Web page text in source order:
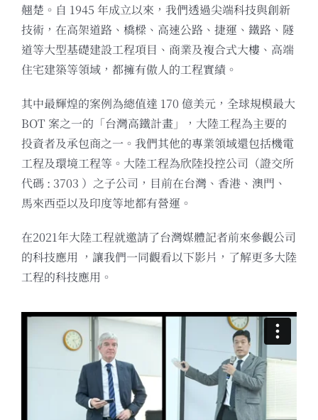
翹楚。自 1945 年成立以來，我們透過尖端科技與創新
技術，在高架道路、橋樑、高速公路、捷運、鐵路、隧
道等大型基礎建設工程項目、商業及複合式大樓、高端
住宅建築等領域，都擁有傲人的工程實績。
其中最輝煌的案例為總值達 170 億美元，全球規模最大
BOT 案之一的「台灣高鐵計畫」，大陸工程為主要的
投資者及承包商之一。我們其他的專業領域還包括機電
工程及環境工程等。大陸工程為欣陸投控公司（證交所
代碼 : 3703 ）之子公司，目前在台灣、香港、澳門、
馬來西亞以及印度等地都有營運。
在2021年大陸工程就邀請了台灣媒體記者前來參觀公司
的科技應用 ，讓我們一同觀看以下影片，了解更多大陸
工程的科技應用。